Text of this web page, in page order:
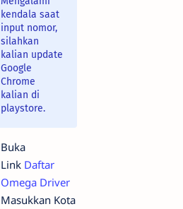
kendala saat
input nomor,
silahkan
kalian update
Google
Chrome
kalian di
playstore.
Buka
Link Daftar
Omega Driver
Masukkan Kota